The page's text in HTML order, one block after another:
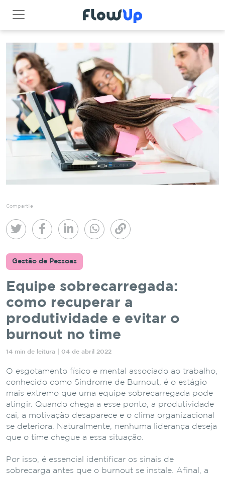
Compartile
Gestão de Pessoas
Equipe sobrecarregada:
como recuperar a
produtividade e evitar o
burnout no time
14 min de leitura | 04 de abril 2022
O esgotamento físico e mental associado ao trabalho,
conhecido como Síndrome de Burnout, é o estágio
mais extremo que uma equipe sobrecarregada pode
atingir. Quando chega a esse ponto, a produtividade
cai, a motivação desaparece e o clima organizacional
se deteriora. Naturalmente, nenhuma liderança deseja
que o time chegue a essa situação.
Por isso, é essencial identificar os sinais de
sobrecarga antes que o burnout se instale. Afinal, a